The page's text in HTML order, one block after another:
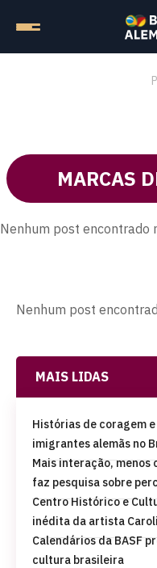
MARCAS
Nenhum post encontrado
Nenhum post
MAIS LIDAS
Histórias de coragem
imigrantes alemãs no
Mais interação, menos
faz pesquisa sobre
Centro Histórico e
inédita da artista
Calendários da BASF
cultura brasileira